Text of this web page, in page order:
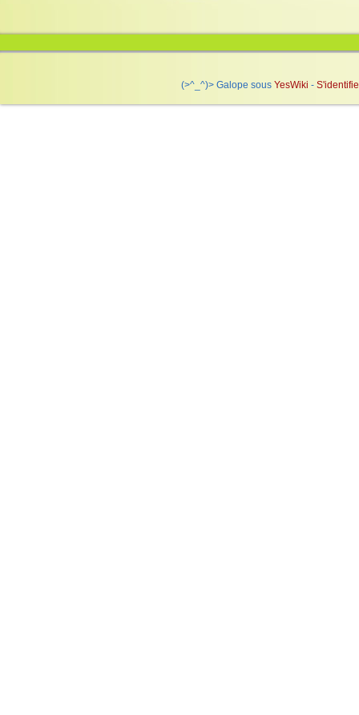
(>^_^)> Galope sous YesWiki -